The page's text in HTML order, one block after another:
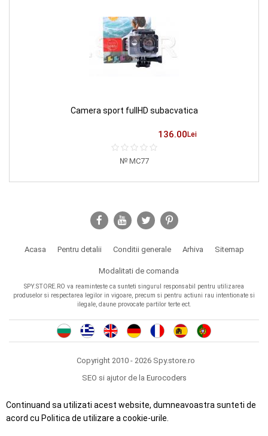
Camera sport fullHD subacvatica
136.00Lei
MC77
Acasa Pentru detalii Conditii generale Arhiva Sitemap
Modalitati de comanda
SPY.STORE.RO va reaminteste ca sunteti singurul responsabil pentru utilizarea
produselor si respectarea legilor in vigoare, precum si pentru actiuni rau intentionate si
ilegale, daune provocate partilor terte ect.
Copyright 2010 - 2026 Spy.store.ro
SEO si ajutor de la Eurocoders
Continuand sa utilizati acest website, dumneavoastra sunteti de
acord cu Politica de utilizare a cookie-urile.